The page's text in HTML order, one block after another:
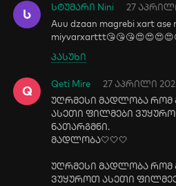
Ს სტუმარი Nini
27
Auu dzaan magrebi xart
პასუხი
Q Qeti Mire
27 აპრილი
უღრმესი მადლობა რომ
ასეთი ფილმები
ნათარგმნი.
მადლობა🤍🤍🤍
უღრმესი მადლობა რომ
ვუყუროთ ასეთი